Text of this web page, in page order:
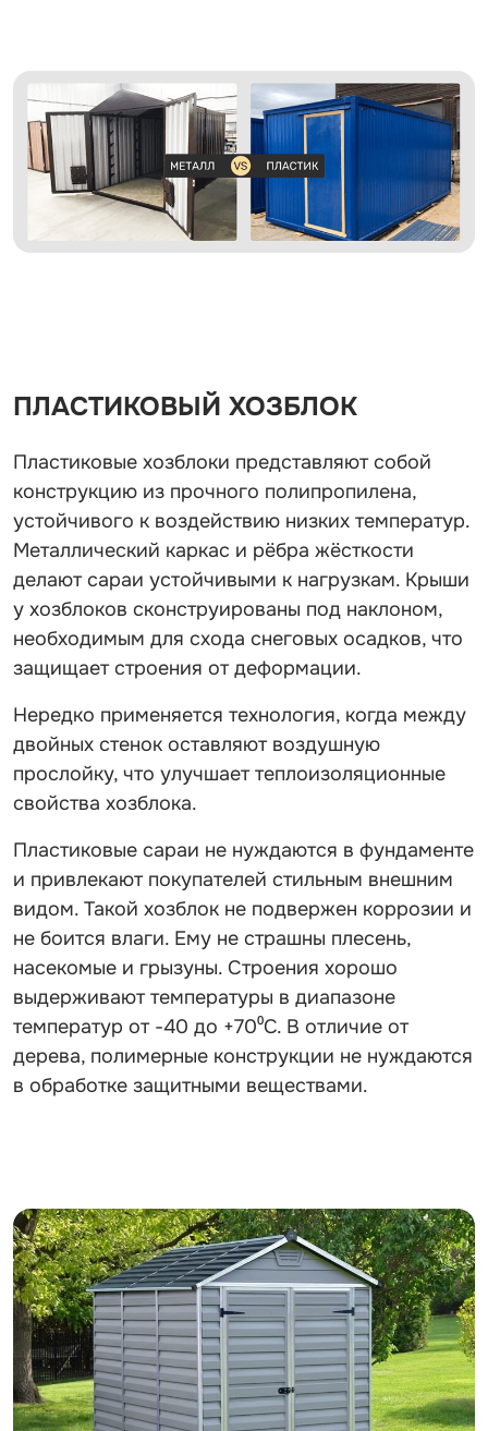
ПЛАСТИКОВЫЙ ХОЗБЛОК
Пластиковые хозблоки представляют собой
конструкцию из прочного полипропилена,
устойчивого к воздействию низких температур.
Металлический каркас и рёбра жёсткости
делают сараи устойчивыми к нагрузкам. Крыши
у хозблоков сконструированы под наклоном,
необходимым для схода снеговых осадков, что
защищает строения от деформации.
Нередко применяется технология, когда между
двойных стенок оставляют воздушную
прослойку, что улучшает теплоизоляционные
свойства хозблока.
Пластиковые сараи не нуждаются в фундаменте
и привлекают покупателей стильным внешним
видом. Такой хозблок не подвержен коррозии и
не боится влаги. Ему не страшны плесень,
насекомые и грызуны. Строения хорошо
выдерживают температуры в диапазоне
температур от -40 до +70⁰С. В отличие от
дерева, полимерные конструкции не нуждаются
в обработке защитными веществами.